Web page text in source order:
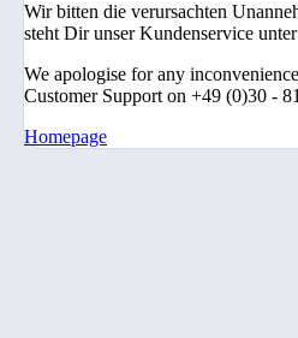
Wir bitten die verursachten
steht Dir unser Kundenservice
We apologise for any
Customer Support on +49 (0)30 -
Homepage